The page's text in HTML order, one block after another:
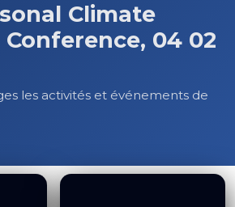
Climate
04 02
les activités et événements de